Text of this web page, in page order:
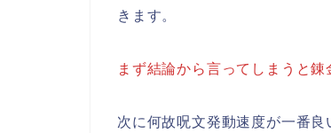
きます。
まず結論から言ってしまうと錬
次に何故呪文発動速度が一番良